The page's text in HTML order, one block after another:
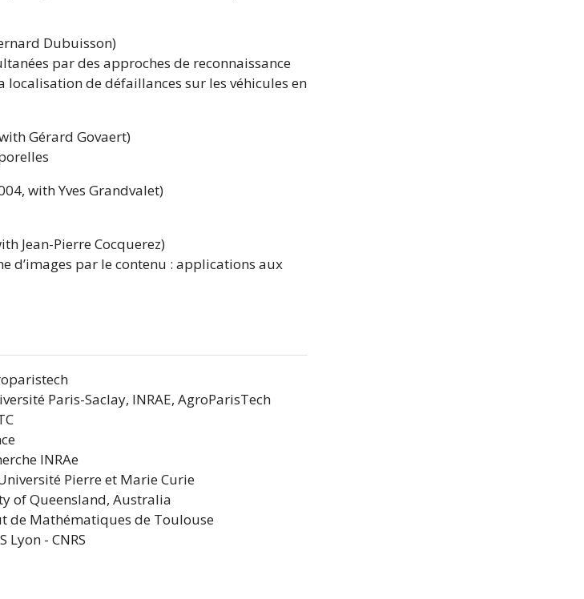
Dubuisson)
par des approches de reconnaissance
de défaillances sur les véhicules en
Gérard Govaert)
with Yves Grandvalet)
Jean-Pierre Cocquerez)
d’images par le contenu : applications aux
Paris-Saclay, INRAE, AgroParisTech
INRAe
Pierre et Marie Curie
of Queensland, Australia
de Mathématiques de Toulouse
Lyon - CNRS